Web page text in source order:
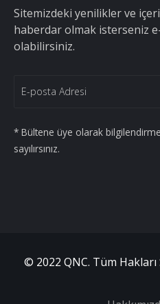
Sitemizdeki yenilikler ve
haberdar olmak isterseniz
olabilirsiniz.
* Bültene üye olarak
sayılırsınız.
© 2022 QNC. Tüm Hakları